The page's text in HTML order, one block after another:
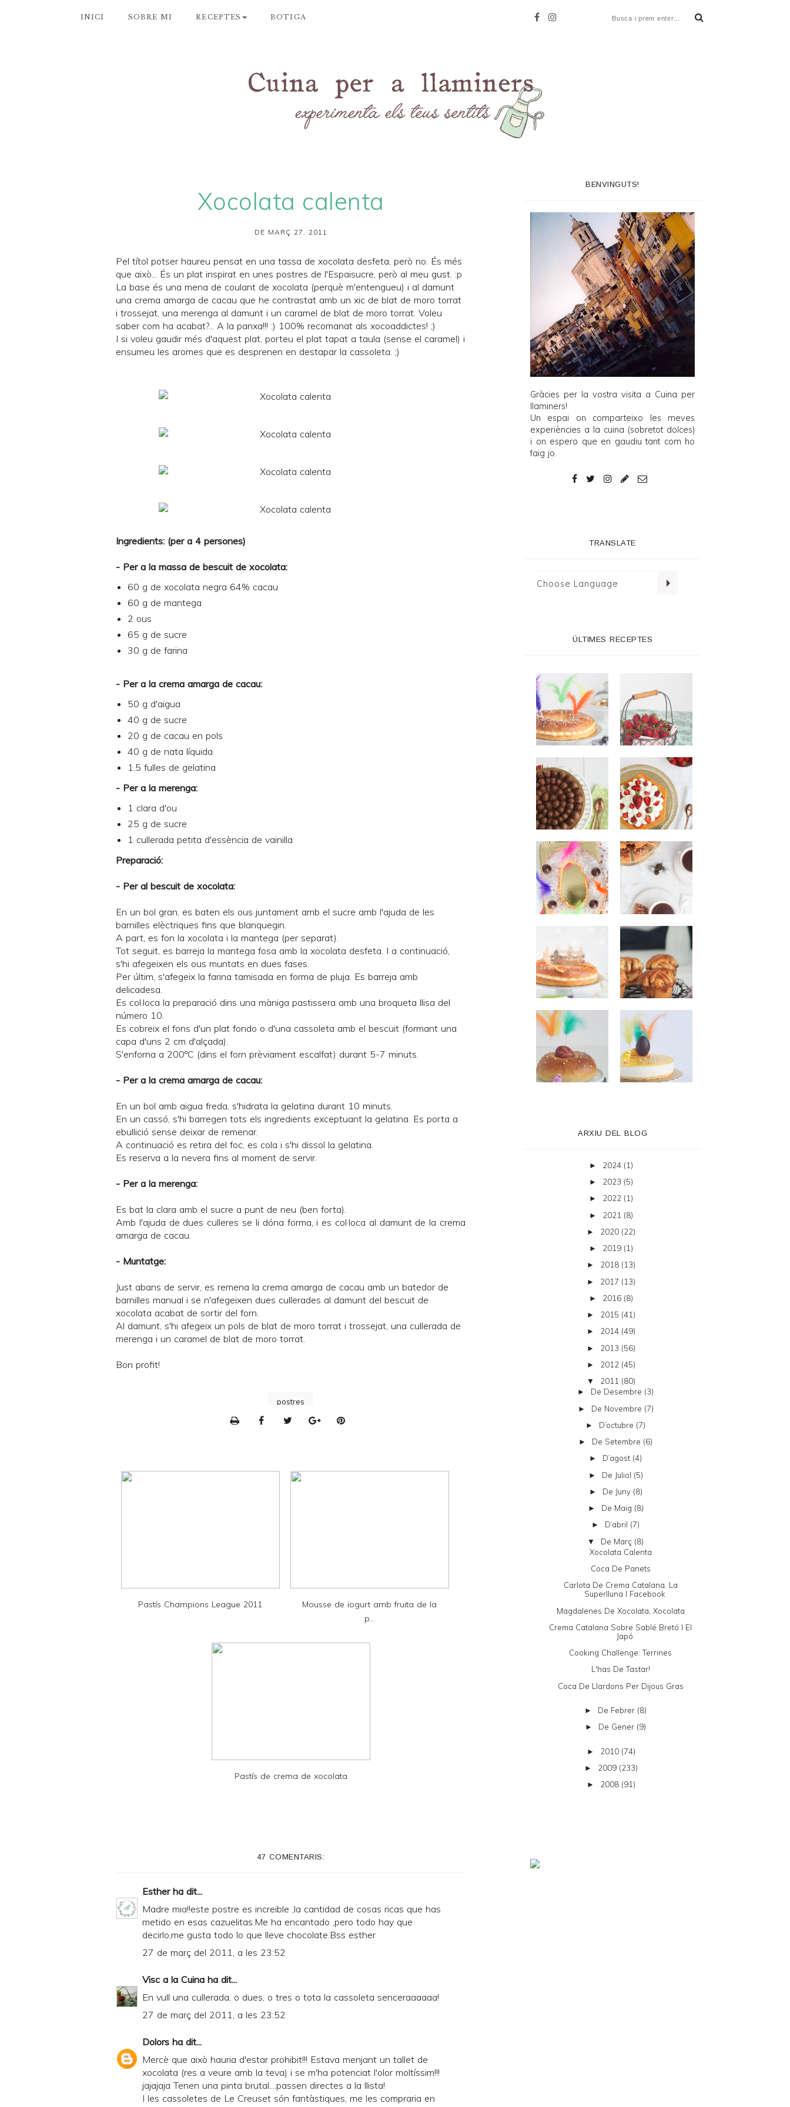
INICI SOBRE MI RECEPTES BOTIGA
Xocolata calenta
DE MARÇ 27, 2011
Pel títol potser haureu pensat en una tassa de xocolata desfeta, però no. És més
que això... És un plat inspirat en unes postres de l'Espaisucre, però al meu gust. :p
La base és una mena de coulant de xocolata (perquè m'entengueu) i al damunt
una crema amarga de cacau que he contrastat amb un xic de blat de moro torrat
i trossejat, una merenga al damunt i un caramel de blat de moro torrat. Voleu
saber com ha acabat?... A la panxa!!! :) 100% recomanat als xocoaddictes! ;)
I si voleu gaudir més d'aquest plat, porteu el plat tapat a taula (sense el caramel) i
ensumeu les aromes que es desprenen en destapar la cassoleta. ;)
Ingredients: (per a 4 persones)
- Per a la massa de bescuit de xocolata:
60 g de xocolata negra 64% cacau
60 g de mantega
2 ous
65 g de sucre
30 g de farina
- Per a la crema amarga de cacau:
50 g d'aigua
40 g de sucre
20 g de cacau en pols
40 g de nata líquida
1.5 fulles de gelatina
- Per a la merenga:
1 clara d'ou
25 g de sucre
1 cullerada petita d'essència de vainilla
Preparació:
- Per al bescuit de xocolata:
En un bol gran, es baten els ous juntament amb el sucre amb l'ajuda de les
barnilles elèctriques fins que blanquegin.
A part, es fon la xocolata i la mantega (per separat).
Tot seguit, es barreja la mantega fosa amb la xocolata desfeta. I a continuació,
s'hi afegeixen els ous muntats en dues fases.
Per últim, s'afegeix la farina tamisada en forma de pluja. Es barreja amb
delicadesa.
Es col·loca la preparació dins una màniga pastissera amb una broqueta llisa del
número 10.
Es cobreix el fons d'un plat fondo o d'una cassoleta amb el bescuit (formant una
capa d'uns 2 cm d'alçada).
S'enforna a 200ºC (dins el forn prèviament escalfat) durant 5-7 minuts.
- Per a la crema amarga de cacau:
En un bol amb aigua freda, s'hidrata la gelatina durant 10 minuts.
En un cassó, s'hi barregen tots els ingredients exceptuant la gelatina. Es porta a
ebullició sense deixar de remenar.
A continuació es retira del foc, es cola i s'hi dissol la gelatina.
Es reserva a la nevera fins al moment de servir.
- Per a la merenga:
Es bat la clara amb el sucre a punt de neu (ben forta).
Amb l'ajuda de dues culleres se li dóna forma, i es col·loca al damunt de la crema
amarga de cacau.
- Muntatge:
Just abans de servir, es remena la crema amarga de cacau amb un batedor de
barnilles manual i se n'afegeixen dues cullerades al damunt del bescuit de
xocolata acabat de sortir del forn.
Al damunt, s'hi afegeix un pols de blat de moro torrat i trossejat, una cullerada de
merenga i un caramel de blat de moro torrat.
Bon profit!
postres
n
F
Pastís Champions League 2011
Mousse de iogurt amb fruita de la
p...
Pastís de crema de xocolata
47 COMENTARIS:
Estherha dit...
Madre mia!!este postre es increible ,la cantidad de cosas ricas que has
metido en esas cazuelitas.Me ha encantado ,pero todo hay que
decirlo,me gusta todo lo que lleve chocolate.Bss esther
27 de març del 2011, a les 23:52
Visc a la Cuina ha dit...
En vull una cullerada, o dues, o tres o tota la cassoleta senceraaaaaa!
27 de març del 2011, a les 23:52
Dolors ha dit...
Mercè que això hauria d'estar prohibit!!! Estava menjant un tallet de
xocolata (res a veure amb la teva) i se m'ha potenciat l'olor moltíssim!!!
jajajaja Tenen una pinta brutal....passen directes a la llista!
I les cassoletes de Le Creuset són fantàstiques, me les compraria en
BENVINGUTS!
Gràcies per la vostra visita a Cuina per
llaminers!
Un espai on comparteixo les meves
experiències a la cuina (sobretot dolces)
i on espero que en gaudiu tant com ho
faig jo.
TRANSLATE
ÚLTIMES RECEPTES
ARXIU DEL BLOG
► 2024 (1)
► 2023 (5)
► 2022 (1)
► 2021 (8)
► 2020 (22)
► 2019 (1)
► 2018 (13)
► 2017 (13)
► 2016 (8)
► 2015 (41)
► 2014 (49)
► 2013 (56)
► 2012 (45)
▼ 2011 (80)
► De Desembre (3)
► De Novembre (7)
► D’octubre (7)
► De Setembre (6)
► D’agost (4)
► De Juliol (5)
► De Juny (8)
► De Maig (8)
► D’abril (7)
▼ De Març (8)
Xocolata Calenta
Coca De Panets
Carlota De Crema Catalana, La
Superlluna I Facebook
Magdalenes De Xocolata, Xocolata
Crema Catalana Sobre Sablé Bretó I El
Japó
Cooking Challenge: Terrines
L'has De Tastar!
Coca De Llardons Per Dijous Gras
► De Febrer (8)
► De Gener (9)
► 2010 (74)
► 2009 (233)
► 2008 (91)